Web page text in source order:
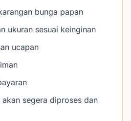
bunga papan
ukuran sesuai keinginan
ucapan
akan segera diproses dan